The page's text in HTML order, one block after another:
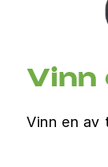
Vinn
Vinn en av